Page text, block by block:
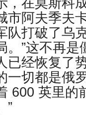
市阿夫季夫
队打破了乌
。”这不再是
已经恢复了势
一切都是俄
600 英里的
”